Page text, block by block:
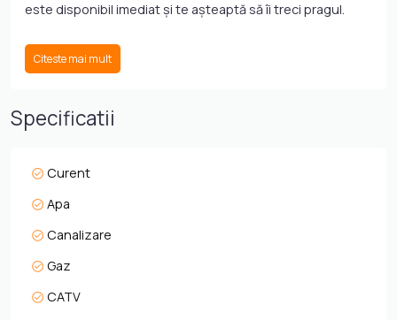
este disponibil imediat și te așteaptă să îi treci pragul.
✨ Complet mobilat cu bun gust și utilat – nu mai ai nevoie
de nicio investiție.
luminos și bucătărie open-space (perfect pentru seri
relaxante 🥂) + 2 dormitoare separate care îți garantează
🚽🛀🏽🪟Baie cu geam (aerisire și lumină naturală)
🏢 Etajul 2 din 6, într-un bloc modern dotat cu lift.
🅿️ Loc de parcare propriu, cu acces securizat prin
📍 Ești la doar câteva minute de mers pe jos de
hypermarket 🛒 și de stațiile mijloacelor de transport în
Citeste mai mult
Specificatii
Curent
Apa
Canalizare
Gaz
CATV